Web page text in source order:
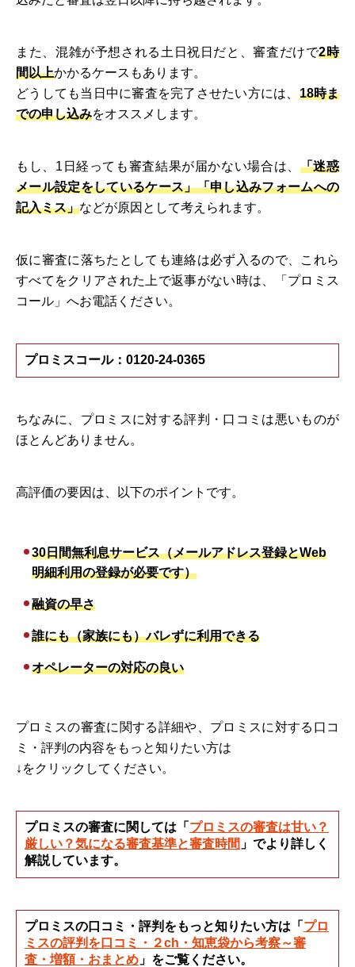
また、混雑が予想される土日祝日だと、審査だけで2時
間以上かかるケースもあります。
どうしても当日中に審査を完了させたい方には、 18時ま
での申し込みをオススメします。
もし、1日経っても審査結果が届かない場合は、 「迷惑
メール設定をしているケース」「申し込みフォームへの
記入ミス」などが原因として考えられます。
仮に審査に落ちたとしても連絡は必ず入るので、これら
すべてをクリアされた上で返事がない時は、「プロミス
コール」へお電話ください。
プロミスコール：0120-24-0365
ちなみに、プロミスに対する評判・口コミは悪いものが
ほとんどありません。
高評価の要因は、以下のポイントです。
30日間無利息サービス（メールアドレス登録とWeb
明細利用の登録が必要です）
融資の早さ
誰にも（家族にも）バレずに利用できる
オペレーターの対応の良い
プロミスの審査に関する詳細や、プロミスに対する口コ
ミ・評判の内容をもっと知りたい方は
↓をクリックしてください。
プロミスの審査に関しては「 プロミスの審査は甘い？
厳しい？気になる審査基準と審査時間 」でより詳しく
解説しています。
プロミスの口コミ・評判をもっと知りたい方は「 プロ
ミスの評判を口コミ・２ch・知恵袋から考察～審
査・増額・おまとめ 」をご覧ください。